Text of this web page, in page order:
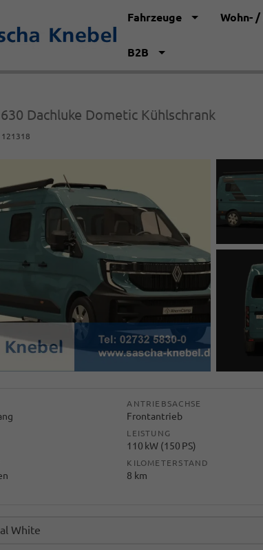
Fahrzeuge Wohn-
B2B
630 Dachluke Dometic Kühlschrank
121318
ANTRIEBSACHSE
Frontantrieb
LEISTUNG
110 kW (150 PS)
KILOMETERSTAND
8 km
White